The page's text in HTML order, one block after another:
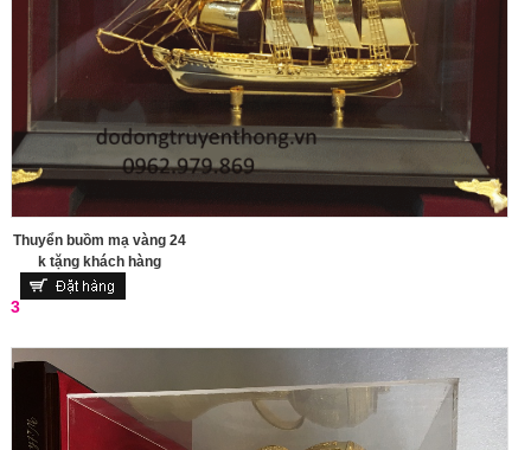
Thuyển buồm mạ vàng 24
k tặng khách hàng
3